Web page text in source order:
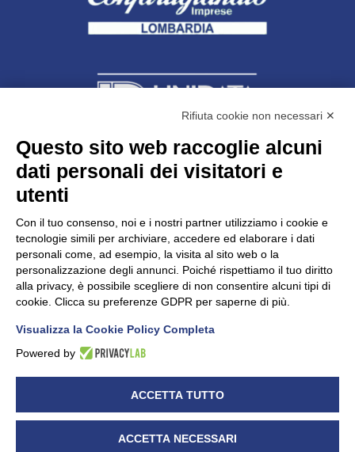
Unidata s.r.lcon unico socio
Largo dell’Artigianato, 1 - 23100 Sondrio
C.F. 00481790145 - N.REA SO-36426
PEC: unidata.sondrio@legalmail.it
Cap. soc. euro 100.000,00 i.v.
UNIDATA - Informativa privacy (per i clienti)
UNIDATA - Whistleblowing
Rifiuta cookie non necessari ✕
Questo sito web raccoglie alcuni
dati personali dei visitatori e
utenti
Con il tuo consenso, noi e i nostri partner utilizziamo i cookie e
tecnologie simili per archiviare, accedere ed elaborare i dati
personali come, ad esempio, la visita al sito web o la
personalizzazione degli annunci. Poiché rispettiamo il tuo diritto
alla privacy, è possibile scegliere di non consentire alcuni tipi di
cookie. Clicca su preferenze GDPR per saperne di più.
Visualizza la Cookie Policy Completa
Powered by
ACCETTA TUTTO
ACCETTA NECESSARI